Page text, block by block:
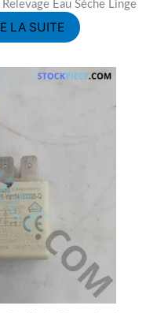
Eau Sèche Linge
LA SUITE